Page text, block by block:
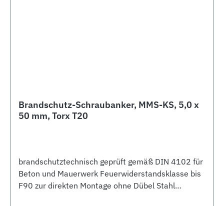
Brandschutz-Schraubanker, MMS-KS, 5,0 x
50 mm, Torx T20
brandschutztechnisch geprüft gemäß DIN 4102 für
Beton und Mauerwerk Feuerwiderstandsklasse bis
F90 zur direkten Montage ohne Dübel Stahl